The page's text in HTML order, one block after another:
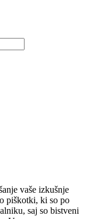
vaše izkušnje
piškotki, ki so po
saj so bistveni